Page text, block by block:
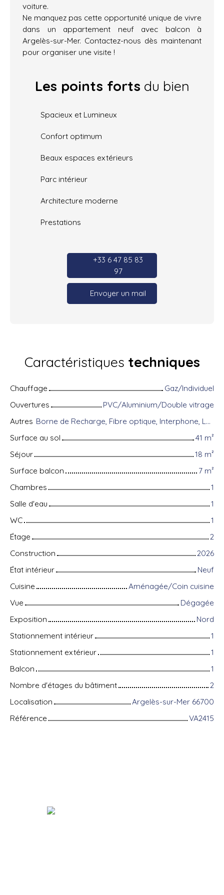
voiture.
Ne manquez pas cette opportunité unique de vivre
dans un appartement neuf avec balcon à
Argelès-sur-Mer. Contactez-nous dès maintenant
pour organiser une visite !
Les points forts du bien
Spacieux et Lumineux
Confort optimum
Beaux espaces extérieurs
Parc intérieur
Architecture moderne
Prestations
+33 6 47 85 83
97
Envoyer un mail
Caractéristiques techniques
Chauffage
Gaz/Individuel
Ouvertures
PVC/Aluminium/Double vitrage
Autres
Borne de Recharge, Fibre optique, Interphone, Local à vélo, Porte blindée, Visiophone
Surface au sol
41 m²
Séjour
18 m²
Surface balcon
7 m²
Chambres
1
Salle d'eau
1
WC
1
Étage
2
Construction
2026
État intérieur
Neuf
Cuisine
Aménagée/Coin cuisine
Vue
Dégagée
Exposition
Nord
Stationnement intérieur
1
Stationnement extérieur
1
Balcon
1
Nombre d'étages du bâtiment
2
Localisation
Argelès-sur-Mer 66700
Référence
VA2415